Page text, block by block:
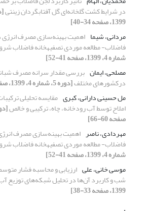
در شرایط کشت گلخانه‌ای گل آفتابگردان زینتی
1399، صفحه 34-40]
مردانی، شیما
فاضلاب- مطالعه موردی تصفیه‎خانه‌ فاضلاب شرق مشهد
شماره 4، 1399، صفحه 41-52]
مصلحی، ایمان بررسی مقدار سرانه مصرف
درکشورهای مختلف[دوره 5، شماره 4، 1399، صفحه 24-30]
مل حسینی دارانی، کبری مقایسه تحلیلی
املاح توسط آب رودخانه، چاه، ترکیبی و خالص
صفحه 60-66]
مهردادی، ناصر
فاضلاب- مطالعه موردی تصفیه‎خانه‌ فاضلاب شرق مشهد
شماره 4، 1399، صفحه 41-52]
موسی خانی، علی ارزیابی و محاسبه فشار
شب و کاربرد آن‌ها در تحلیل شبکه‌های توزیع
1399، صفحه 33-38]